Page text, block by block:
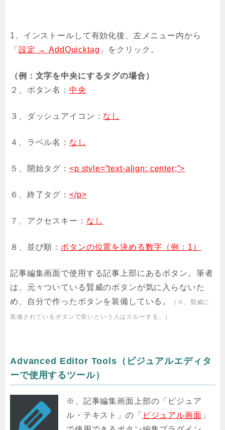
1、インストールして有効化後、左メニュー内から
「 設定 → AddQuicktag 」をクリック。
（例：文字を中央にするタグの場合）
２、ボタン名： 中央
３、ダッシュアイコン： なし
４、ラベル名： なし
５、開始タグ： <p style=”text-align: center;”>
６、終了タグ： </p>
７、アクセスキー： なし
８、並び順： ボタンの位置を決める数字（例：1）
記事編集画面で使用する記事上部にあるボタン。筆者
は、元々ついている賢威のボタンが気に入らないた
め、自分で作ったボタンを装備している。
（※、賢威に
装備されているボタンで良いという人はスルーする。）
Advanced Editor Tools（ビジュアルエディタ
ーで使用するツール）
※、記事編集画面上部の「ビジュア
ル・テキスト」の「 ビジュアル画面 」